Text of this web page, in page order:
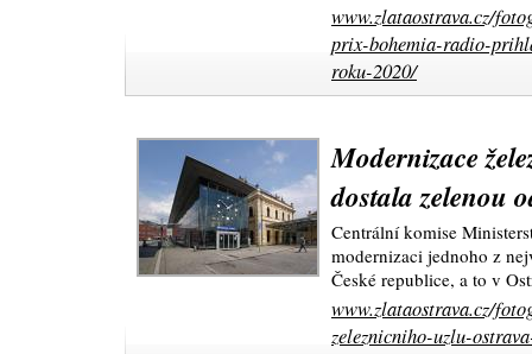
www.zlataostrava.cz/
prix-bohemia-radio-
roku-2020/
Modernizace
dostala zelenou
Centrální komise
modernizaci jednoho z
České republice, a to v
www.zlataostrava.cz/
zeleznicniho-uzlu-